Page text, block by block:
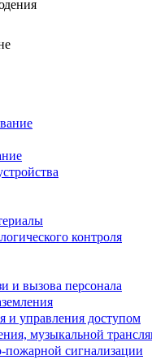
контроля
и вызова персонала
и управления доступом
музыкальной
пожарной сигнализации